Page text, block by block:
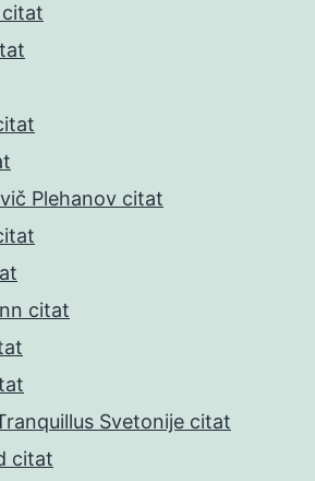
Plehanov citat
citat
Svetonije citat
citat